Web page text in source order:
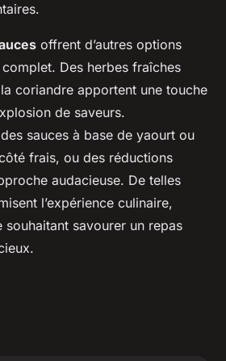
offrent d’autres options
Des herbes fraîches
coriandre apportent une touche
de saveurs.
sauces à base de yaourt ou
frais, ou des réductions
audacieuse. De telles
l’expérience culinaire,
souhaitant savourer un repas